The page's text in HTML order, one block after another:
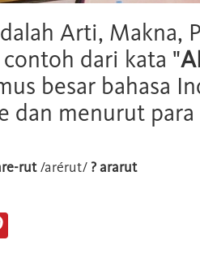
Arti, Makna,
dari kata "
besar bahasa
dan menurut para
rut/arérut/ ? ararut